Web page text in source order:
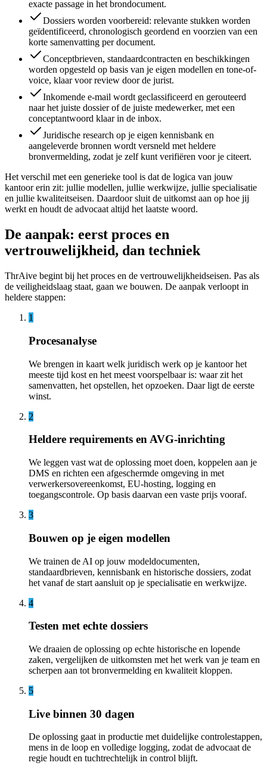
exacte passage in het brondocument.
Dossiers worden voorbereid: relevante stukken worden
geïdentificeerd, chronologisch geordend en voorzien van een
korte samenvatting per document.
Conceptbrieven, standaardcontracten en beschikkingen
worden opgesteld op basis van je eigen modellen en tone-of-
voice, klaar voor review door de jurist.
Inkomende e-mail wordt geclassificeerd en gerouteerd
naar het juiste dossier of de juiste medewerker, met een
conceptantwoord klaar in de inbox.
Juridische research op je eigen kennisbank en
aangeleverde bronnen wordt versneld met heldere
bronvermelding, zodat je zelf kunt verifiëren voor je citeert.
Het verschil met een generieke tool is dat de logica van jouw
kantoor erin zit: jullie modellen, jullie werkwijze, jullie specialisatie
en jullie kwaliteitseisen. Daardoor sluit de uitkomst aan op hoe jij
werkt en houdt de advocaat altijd het laatste woord.
De aanpak: eerst proces en
vertrouwelijkheid, dan techniek
ThrAive begint bij het proces en de vertrouwelijkheidseisen. Pas als
de veiligheidslaag staat, gaan we bouwen. De aanpak verloopt in
heldere stappen:
1
Procesanalyse
We brengen in kaart welk juridisch werk op je kantoor het
meeste tijd kost en het meest voorspelbaar is: waar zit het
samenvatten, het opstellen, het opzoeken. Daar ligt de eerste
winst.
2
Heldere requirements en AVG-inrichting
We leggen vast wat de oplossing moet doen, koppelen aan je
DMS en richten een afgeschermde omgeving in met
verwerkersovereenkomst, EU-hosting, logging en
toegangscontrole. Op basis daarvan een vaste prijs vooraf.
3
Bouwen op je eigen modellen
We trainen de AI op jouw modeldocumenten,
standaardbrieven, kennisbank en historische dossiers, zodat
het vanaf de start aansluit op je specialisatie en werkwijze.
4
Testen met echte dossiers
We draaien de oplossing op echte historische en lopende
zaken, vergelijken de uitkomsten met het werk van je team en
scherpen aan tot bronvermelding en kwaliteit kloppen.
5
Live binnen 30 dagen
De oplossing gaat in productie met duidelijke controlestappen,
mens in de loop en volledige logging, zodat de advocaat de
regie houdt en tuchtrechtelijk in control blijft.